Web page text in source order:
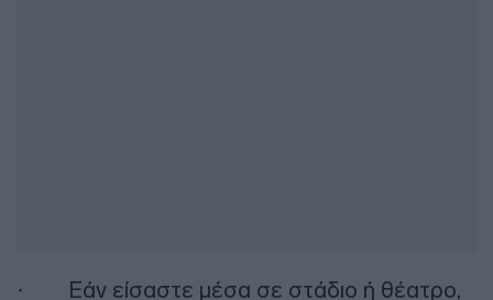
· Εάν είσαστε μέσα σε στάδιο ή θέατρο,